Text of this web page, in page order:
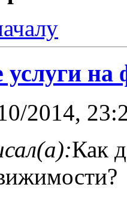
на
2014,
Как